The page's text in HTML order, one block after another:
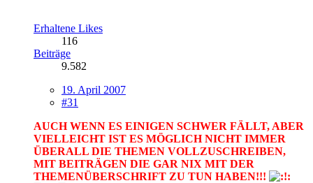
Erhaltene Likes
116
Beiträge
9.582
19. April 2007
#31
AUCH WENN ES EINIGEN SCHWER FÄLLT, ABER
VIELLEICHT IST ES MÖGLICH NICHT IMMER
ÜBERALL DIE THEMEN VOLLZUSCHREIBEN,
MIT BEITRÄGEN DIE GAR NIX MIT DER
THEMENÜBERSCHRIFT ZU TUN HABEN!!!